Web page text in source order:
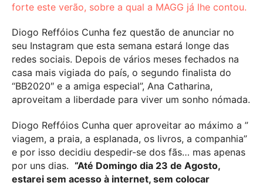
forte este verão, sobre a qual a MAGG já lhe contou.
Diogo Reffóios Cunha fez questão de anunciar no
seu Instagram que esta semana estará longe das
redes sociais. Depois de vários meses fechados na
casa mais vigiada do país, o segundo finalista do
“BB2020″ e a amiga especial”, Ana Catharina,
aproveitam a liberdade para viver um sonho nómada.
Diogo Reffóios Cunha quer aproveitar ao máximo a ”
viagem, a praia, a esplanada, os livros, a companhia”
e por isso decidiu despedir-se dos fãs… mas apenas
por uns dias. “Até Domingo dia 23 de Agosto,
estarei sem acesso à internet, sem colocar